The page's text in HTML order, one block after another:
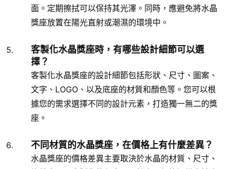
面。定期擦拭可以保持其光澤。同時，應避免將水晶
獎座放置在陽光直射或潮濕的環境中。
客製化水晶獎座時，有哪些設計細節可以選
擇？
客製化水晶獎座的設計細節包括形狀、尺寸、圖案、
文字、LOGO、以及底座的材質和顏色等。您可以根
據您的需求選擇不同的設計元素，打造獨一無二的獎
座。
不同材質的水晶獎座，在價格上有什麼差異？
水晶獎座的價格差異主要取決於水晶的材質、尺寸、